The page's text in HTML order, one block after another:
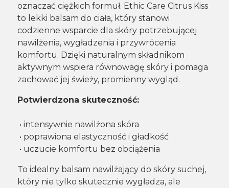
oznaczać ciężkich formuł. Ethic Care Citrus Kiss
to lekki balsam do ciała, który stanowi
codzienne wsparcie dla skóry potrzebującej
nawilżenia, wygładzenia i przywrócenia
komfortu. Dzięki naturalnym składnikom
aktywnym wspiera równowagę skóry i pomaga
zachować jej świeży, promienny wygląd.
Potwierdzona skuteczność:
• intensywnie nawilżona skóra
• poprawiona elastyczność i gładkość
• uczucie komfortu bez obciążenia
To idealny balsam nawilżający do skóry suchej,
który nie tylko skutecznie wygładza, ale